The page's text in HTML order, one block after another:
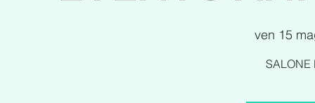
ven 15
SALONE